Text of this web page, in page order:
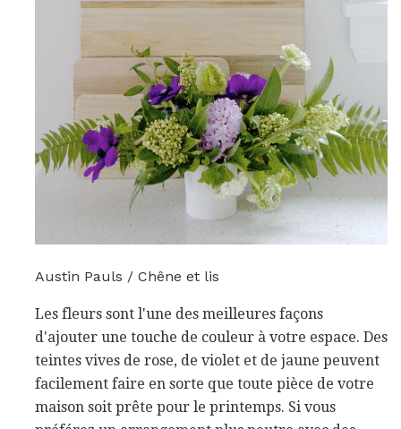
Austin Pauls / Chêne et lis
Les fleurs sont l'une des meilleures façons
d'ajouter une touche de couleur à votre espace. Des
teintes vives de rose, de violet et de jaune peuvent
facilement faire en sorte que toute pièce de votre
maison soit prête pour le printemps. Si vous